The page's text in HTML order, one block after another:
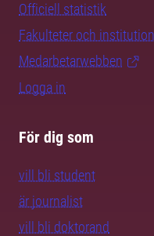
Officiell statistik
Fakulteter och
Medarbetarwebben
Logga in
För dig som
vill bli student
är journalist
vill bli doktorand